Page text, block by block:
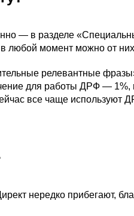
— в разделе
момент можно от
релевантные
для работы ДРФ — 1%,
все чаще используют
нередко прибегают,